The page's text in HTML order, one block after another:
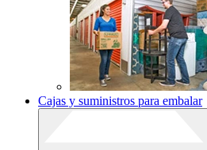
Cajas y suministros para embalar